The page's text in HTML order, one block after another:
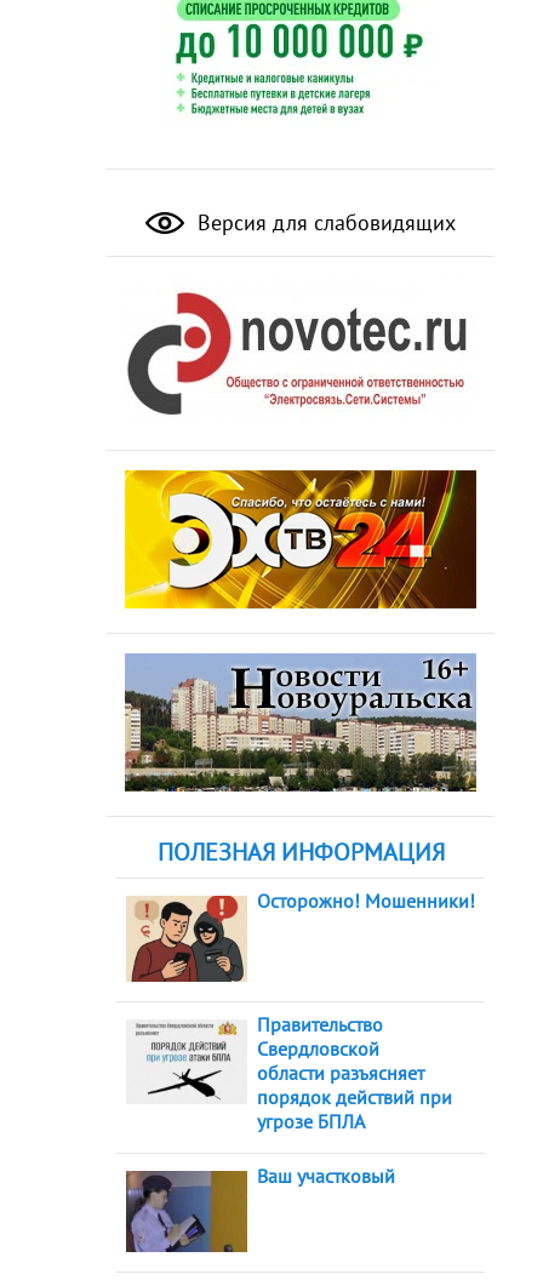
Версия для слабовидящих
ПОЛЕЗНАЯ ИНФОРМАЦИЯ
Осторожно! Мошенники!
Правительство
Свердловской
области разъясняет
порядок действий при
угрозе БПЛА
Ваш участковый